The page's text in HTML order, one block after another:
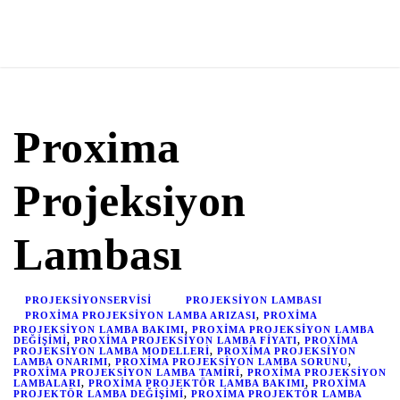
Proxima
Projeksiyon
Lambası
PROJEKSIYONSERVISI
PROJEKSIYON LAMBASI
PROXIMA PROJEKSIYON LAMBA ARIZASI, PROXIMA
PROJEKSIYON LAMBA BAKIMI, PROXIMA PROJEKSIYON LAMBA
DEĞIŞIMI, PROXIMA PROJEKSIYON LAMBA FIYATI, PROXIMA
PROJEKSIYON LAMBA MODELLERI, PROXIMA PROJEKSIYON
LAMBA ONARIMI, PROXIMA PROJEKSIYON LAMBA SORUNU,
PROXIMA PROJEKSIYON LAMBA TAMIRI, PROXIMA PROJEKSIYON
LAMBALARI, PROXIMA PROJEKTÖR LAMBA BAKIMI, PROXIMA
PROJEKTÖR LAMBA DEĞIŞIMI, PROXIMA PROJEKTÖR LAMBA